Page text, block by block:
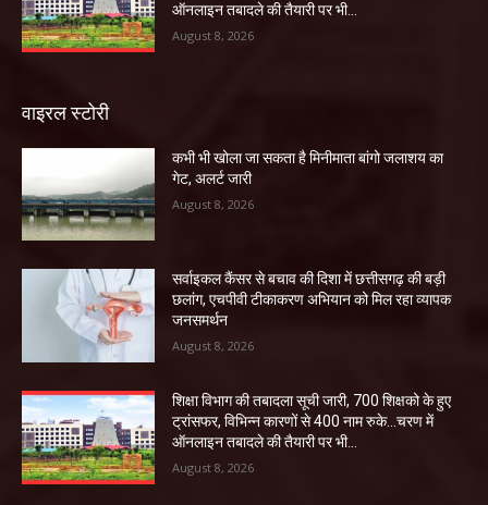
ऑनलाइन तबादले की तैयारी पर भी...
August 8, 2026
वाइरल स्टोरी
कभी भी खोला जा सकता है मिनीमाता बांगो जलाशय का
गेट, अलर्ट जारी
August 8, 2026
सर्वाइकल कैंसर से बचाव की दिशा में छत्तीसगढ़ की बड़ी
छलांग, एचपीवी टीकाकरण अभियान को मिल रहा व्यापक
जनसमर्थन
August 8, 2026
शिक्षा विभाग की तबादला सूची जारी, 700 शिक्षको के हुए
ट्रांसफर, विभिन्न कारणों से 400 नाम रुके…चरण में
ऑनलाइन तबादले की तैयारी पर भी...
August 8, 2026